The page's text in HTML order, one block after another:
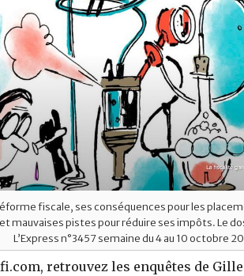
fiscale, ses conséquences pour les
mauvaises pistes pour réduire ses impôts. Le
L’Express n°3457 semaine du 4 au 10 octobre
retrouvez les enquêtes de